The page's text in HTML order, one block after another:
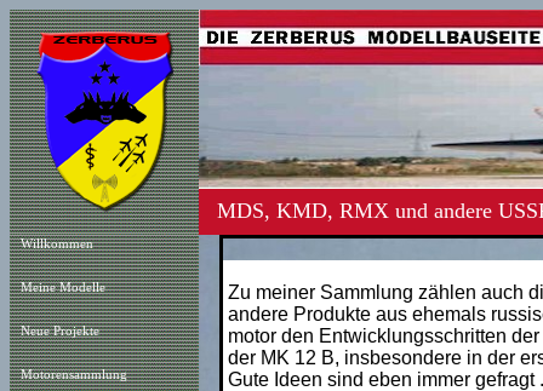
Willkommen
Meine Modelle
Neue Projekte
Motorensammlung
MDS, KMD, RMX und andere
Zu meiner Sammlung zählen auch
andere Produkte aus ehemals
motor den Entwicklungsschritten
der MK 12 B, insbesondere in der
Gute Ideen sind eben immer gefragt